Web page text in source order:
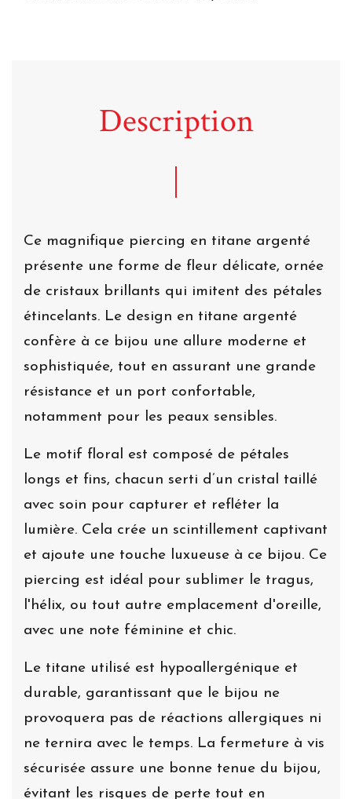
Description
Ce magnifique piercing en titane argenté
présente une forme de fleur délicate, ornée
de cristaux brillants qui imitent des pétales
étincelants. Le design en titane argenté
confère à ce bijou une allure moderne et
sophistiquée, tout en assurant une grande
résistance et un port confortable,
notamment pour les peaux sensibles.
Le motif floral est composé de pétales
longs et fins, chacun serti d’un cristal taillé
avec soin pour capturer et refléter la
lumière. Cela crée un scintillement captivant
et ajoute une touche luxueuse à ce bijou. Ce
piercing est idéal pour sublimer le tragus,
l'hélix, ou tout autre emplacement d'oreille,
avec une note féminine et chic.
Le titane utilisé est hypoallergénique et
durable, garantissant que le bijou ne
provoquera pas de réactions allergiques ni
ne ternira avec le temps. La fermeture à vis
sécurisée assure une bonne tenue du bijou,
évitant les risques de perte tout en